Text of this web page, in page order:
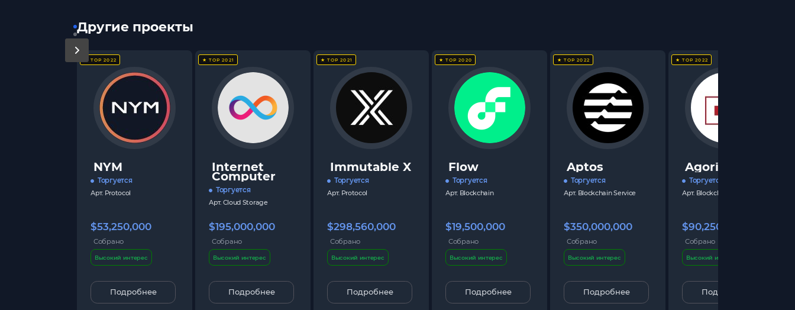
Другие проекты
★ TOP 2022
NYM
Торгуется
Арт. Protocol
$53,250,000
Собрано
Высокий интерес
Подробнее
★ TOP 2021
Internet
Computer
Торгуется
Арт. Cloud Storage
$195,000,000
Собрано
Высокий интерес
Подробнее
★ TOP 2021
Immutable X
Торгуется
Арт. Protocol
$298,560,000
Собрано
Высокий интерес
Подробнее
★ TOP 2020
Flow
Торгуется
Арт. Blockchain
$19,500,000
Собрано
Высокий интерес
Подробнее
★ TOP 2022
Aptos
Торгуется
Арт. Blockchain Service
$350,000,000
Собрано
Высокий интерес
Подробнее
★ TOP 2022
Agoric
Торгуется
Арт. Blockchain Service
$90,250,000
Собрано
Высокий интерес
Подробнее